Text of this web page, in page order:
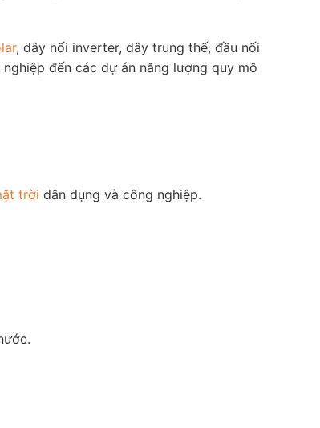
, dây nối inverter, dây trung thế, đầu nối
đến các dự án năng lượng quy mô
trời dân dụng và công nghiệp.